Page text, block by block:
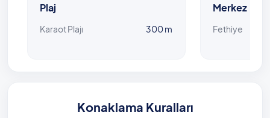
Plaj
Karaot Plajı 300 m
Merkez
Fethiye
Konaklama Kuralları